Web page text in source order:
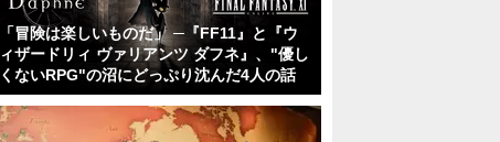
「冒険は楽しいものだ」 ─『FF11』と『ウ
ィザードリィ ヴァリアンツ ダフネ』、"優し
くないRPG"の沼にどっぷり沈んだ4人の話